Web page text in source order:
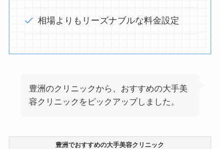
相場よりもリーズナブルな料金設定
豊洲のクリニックから、おすすめの大手美
容クリニックをピックアップしました。
豊洲でおすすめの大手美容クリニック